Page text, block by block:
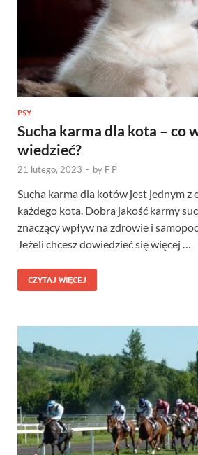
PSY
Sucha karma dla kota – co
wiedzieć?
21 lutego, 2023 - by F P
Sucha karma dla kotów jest jednym z
każdego kota. Dobra jakość karmy
znaczący wpływ na zdrowie i
Jeżeli chcesz dowiedzieć się więcej …
CZYTAJ WIĘCEJ